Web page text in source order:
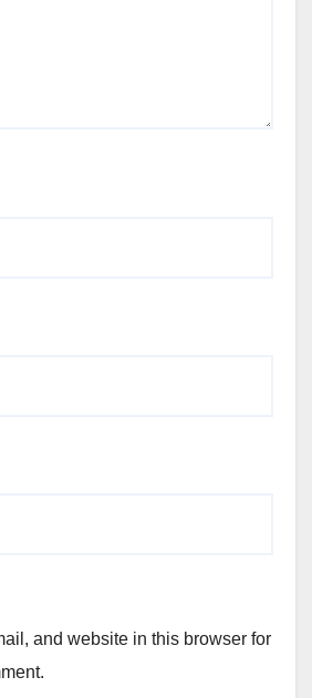
and website in this browser for